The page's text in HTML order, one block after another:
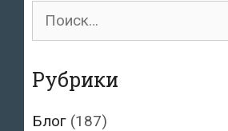
Поиск
Рубрики
Блог (187)